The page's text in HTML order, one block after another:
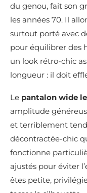
du genou, fait son
les années 70. Il
surtout porté avec
pour équilibrer des
un look rétro-chic
longueur : il doit
Le pantalon wide
amplitude
et terriblement
décontractée-chic
fonctionne
ajustés pour éviter
êtes petite,